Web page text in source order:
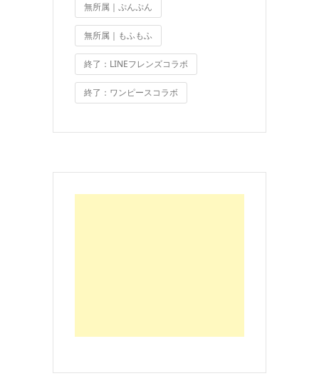
無所属｜ぷんぷん
無所属｜もふもふ
終了：LINEフレンズコラボ
終了：ワンピースコラボ